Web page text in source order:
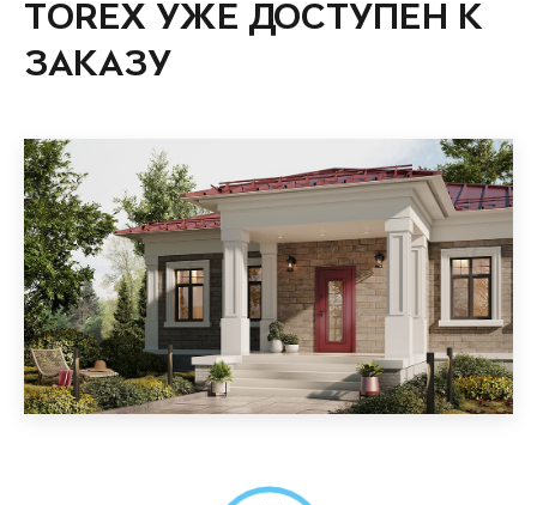
TOREX УЖЕ ДОСТУПЕН К
ЗАКАЗУ